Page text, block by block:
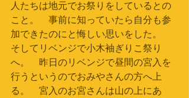
人たちは地元でお祭りをしているとの
こと。　事前に知っていたら自分も参
加できたのにと悔しい思いをした。
そしてリベンジで小木袖ぎりこ祭り
へ。　昨日のリベンジで昼間の宮入を
行うというのでおみやさんの方へ上
る。　宮入のお宮さんは山の上にあ